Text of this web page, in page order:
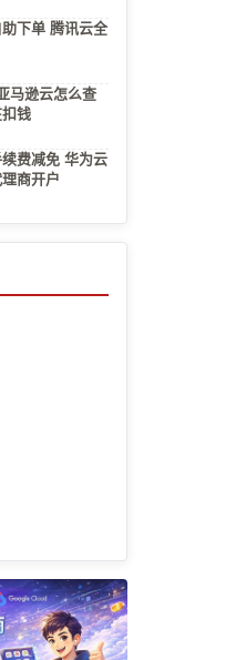
下单 腾讯云全
马逊云怎么查
钱
费减免 华为云
商开户